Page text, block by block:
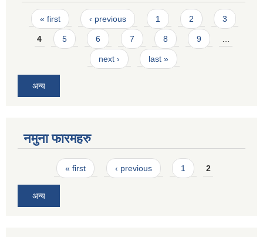
Pages
« first ‹ previous 1 2 3
4 5 6 7 8 9
next › last »
अन्य
नमुना फारमहरु
Pages« first ‹ previous 1 2
अन्य